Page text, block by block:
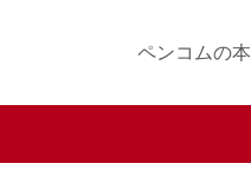
ペンコムの本